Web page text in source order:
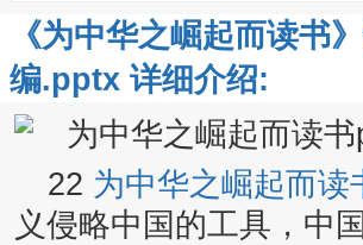
《为中华之崛起而读书
编.pptx 详细介绍:
22 为中华之崛起而读
义侵略中国的工具，中